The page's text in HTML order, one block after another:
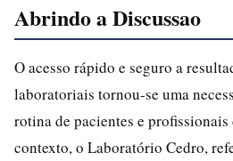
Abrindo a Discussao
O acesso rápido e seguro a
laboratoriais tornou-se uma
rotina de pacientes e profissionais
contexto, o Laboratório Cedro,